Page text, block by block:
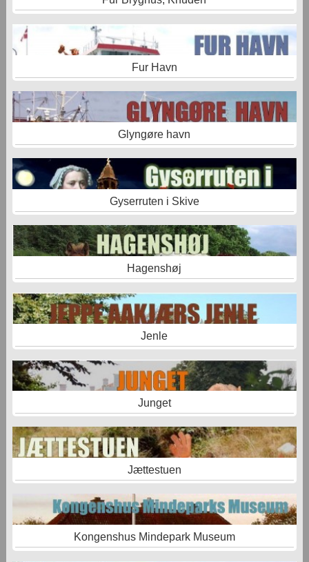
Fur Havn
Glyngøre havn
Gyserruten i Skive
Hagenshøj
Jenle
Junget
Jættestuen
Kongenshus Mindepark Museum